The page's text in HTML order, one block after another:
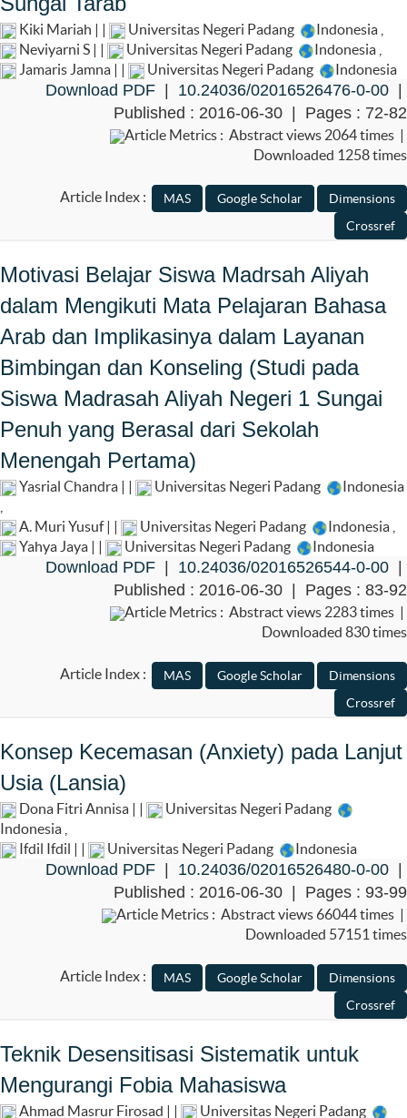
Kiki Mariah | | Universitas Negeri Padang Indonesia
Neviyarni S | |
Universitas Negeri Padang Indonesia
Jamaris Jamna | |
Universitas Negeri Padang Indonesia
Download PDF 10.24036/02016526476-0-00
Published : 2016-06-30 | Pages : 72-82
Article Metrics : Abstract views 2064 times |
Downloaded 1258 times
Article Index :
Motivasi Belajar Siswa Madrsah Aliyah
dalam Mengikuti Mata Pelajaran Bahasa
Arab dan Implikasinya dalam Layanan
Bimbingan dan Konseling (Studi pada
Siswa Madrasah Aliyah Negeri 1 Sungai
Penuh yang Berasal dari Sekolah
Menengah Pertama)
Yasrial Chandra | | Universitas Negeri Padang
Indonesia
A. Muri Yusuf | |
Universitas Negeri Padang Indonesia
Yahya Jaya | |
Universitas Negeri Padang Indonesia
Download PDF 10.24036/02016526544-0-00
Published : 2016-06-30 | Pages : 83-92
Article Metrics : Abstract views 2283 times |
Downloaded 830 times
Article Index :
Konsep Kecemasan (Anxiety) pada Lanjut
Usia (Lansia)
Dona Fitri Annisa | |
Universitas Negeri Padang
Indonesia
Ifdil Ifdil | |
Universitas Negeri Padang Indonesia
Download PDF 10.24036/02016526480-0-00
Published : 2016-06-30 | Pages : 93-99
Article Metrics : Abstract views 66044 times |
Downloaded 57151 times
Article Index :
Teknik Desensitisasi Sistematik untuk
Mengurangi Fobia Mahasiswa
Ahmad Masrur Firosad | | Universitas Negeri Padang